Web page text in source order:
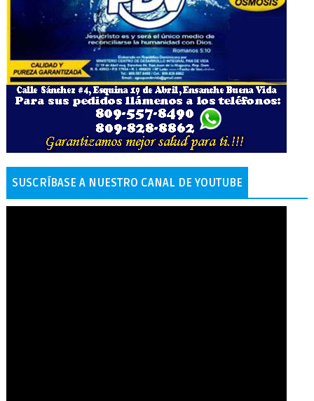
SUSCRÍBASE A NUESTRO CANAL DE YOUTUBE